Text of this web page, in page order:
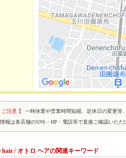
ご注意 】
一時休業や営業時間短縮、定休日の変更等
報は各店舗のSNS・HP・電話等で直接ご確認いただ
/ オトロ ヘアの関連キーワード